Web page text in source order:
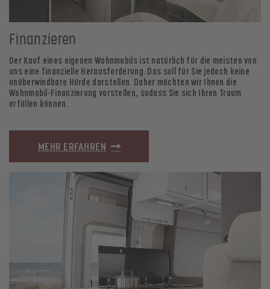
Finanzieren
Der Kauf eines eigenen Wohnmobils ist natürlich für die meisten von
uns eine finanzielle Herausforderung. Das soll für Sie jedoch keine
unüberwindbare Hürde darstellen. Daher möchten wir Ihnen die
Wohnmobil-Finanzierung vorstellen, sodass Sie sich Ihren Traum
erfüllen können.
MEHR ERFAHREN